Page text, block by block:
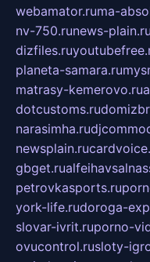
webamator.ruma-
nv-750.runews-plain.ru
dizfiles.ru
planeta-samara.ru
matrasy-kemerovo.ru
dotcustoms.ru
narasimha.ru
newsplain.ru
gbget.ru
petrovkasports.ru
york-life.rudoroga-
slovar-ivrit.ruporno-
ovucontrol.rusloty-